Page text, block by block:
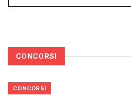
CONCORSI
📋
CONCORSI